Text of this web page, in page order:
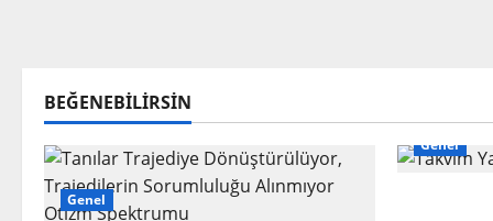
BEĞENEBILIRSIN
Genel
Genel